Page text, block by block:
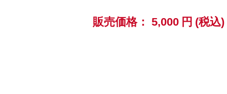
販売価格： 5,000 円 (税込)